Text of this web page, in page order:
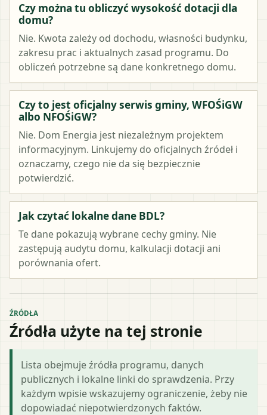
Czy można tu obliczyć wysokość dotacji dla
domu?
Nie. Kwota zależy od dochodu, własności budynku,
zakresu prac i aktualnych zasad programu. Do
obliczeń potrzebne są dane konkretnego domu.
Czy to jest oficjalny serwis gminy, WFOŚiGW
albo NFOŚiGW?
Nie. Dom Energia jest niezależnym projektem
informacyjnym. Linkujemy do oficjalnych źródeł i
oznaczamy, czego nie da się bezpiecznie
potwierdzić.
Jak czytać lokalne dane BDL?
Te dane pokazują wybrane cechy gminy. Nie
zastępują audytu domu, kalkulacji dotacji ani
porównania ofert.
ŹRÓDŁA
Źródła użyte na tej stronie
Lista obejmuje źródła programu, danych
publicznych i lokalne linki do sprawdzenia. Przy
każdym wpisie wskazujemy ograniczenie, żeby nie
dopowiadać niepotwierdzonych faktów.